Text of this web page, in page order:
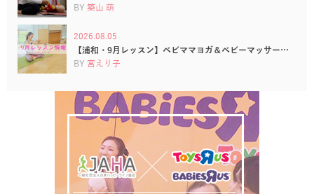
BY 築山 萌
2026.08.05
【浦和・9月レッスン】ベビママヨガ＆ベビーマッサー…
BY 宮えり子